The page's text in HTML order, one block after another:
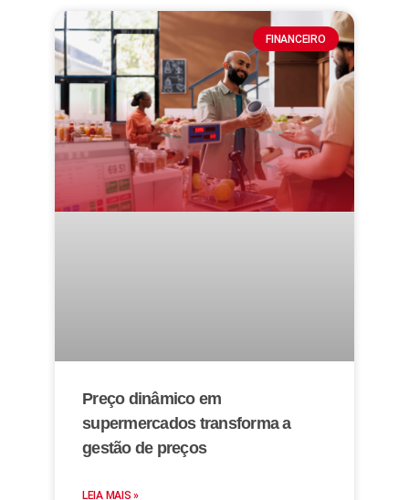
FINANCEIRO
Preço dinâmico em
supermercados transforma a
gestão de preços
LEIA MAIS »